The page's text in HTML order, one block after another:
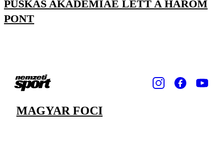
PUSKÁS AKADÉMIÁÉ LETT A HÁROM
PONT
MAGYAR FOCI